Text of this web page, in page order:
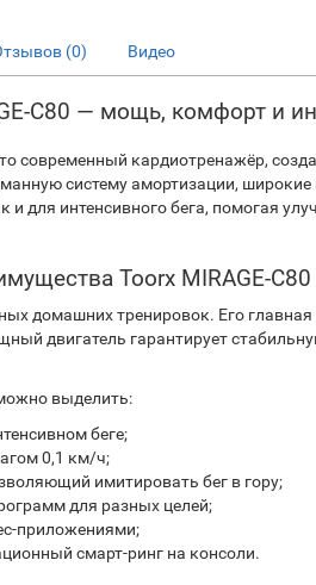
(0) Видео
C80 — мощь, комфорт и
современный кардиотренажёр,
систему амортизации,
и для интенсивного бега, помогая
Toorx MIRAGE-C80
домашних тренировок. Его
двигатель гарантирует
выделить:
беге;
0,1 км/ч;
имитировать бег в гору;
для разных целей;
приложениями;
смарт-ринг на консоли.